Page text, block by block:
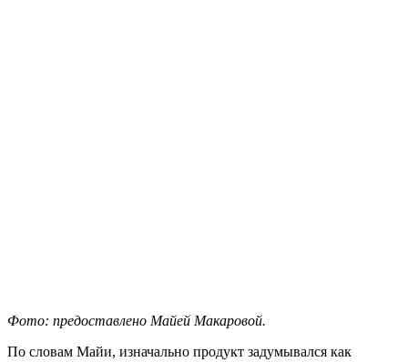
Фото: предоставлено Майей Макаровой.
По словам Майи, изначально продукт задумывался как